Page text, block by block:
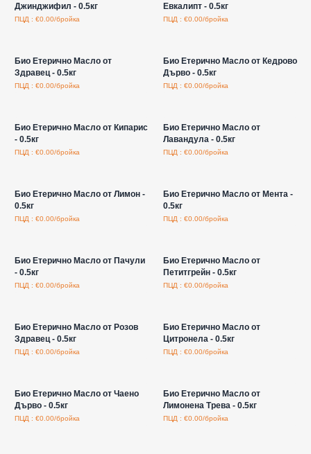
Джинджифил - 0.5кг
ПЦД : €0.00/бройка
Евкалипт - 0.5кг
ПЦД : €0.00/бройка
Био Етерично Масло от
Здравец - 0.5кг
ПЦД : €0.00/бройка
Био Етерично Масло от Кедрово
Дърво - 0.5кг
ПЦД : €0.00/бройка
Био Етерично Масло от Кипарис
- 0.5кг
ПЦД : €0.00/бройка
Био Етерично Масло от
Лавандула - 0.5кг
ПЦД : €0.00/бройка
Био Етерично Масло от Лимон -
0.5кг
ПЦД : €0.00/бройка
Био Етерично Масло от Мента -
0.5кг
ПЦД : €0.00/бройка
Био Етерично Масло от Пачули
- 0.5кг
ПЦД : €0.00/бройка
Био Етерично Масло от
Петитгрейн - 0.5кг
ПЦД : €0.00/бройка
Био Етерично Масло от Розов
Здравец - 0.5кг
ПЦД : €0.00/бройка
Био Етерично Масло от
Цитронела - 0.5кг
ПЦД : €0.00/бройка
Био Етерично Масло от Чаено
Дърво - 0.5кг
ПЦД : €0.00/бройка
Био Етерично Масло от
Лимонена Трева - 0.5кг
ПЦД : €0.00/бройка